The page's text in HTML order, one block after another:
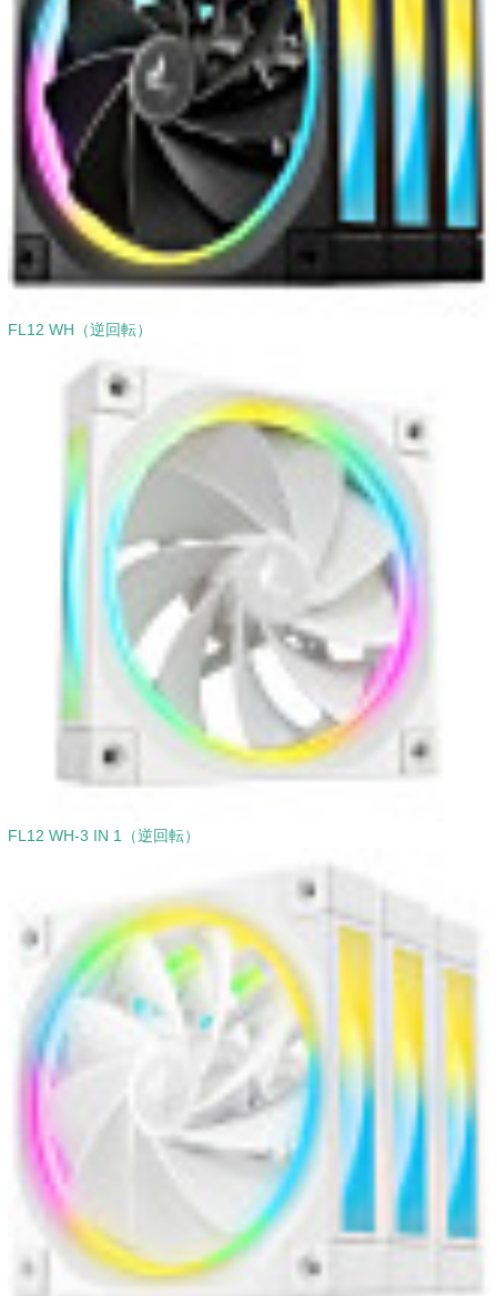
FL12 WH（逆回転）
FL12 WH-3 IN 1（逆回転）